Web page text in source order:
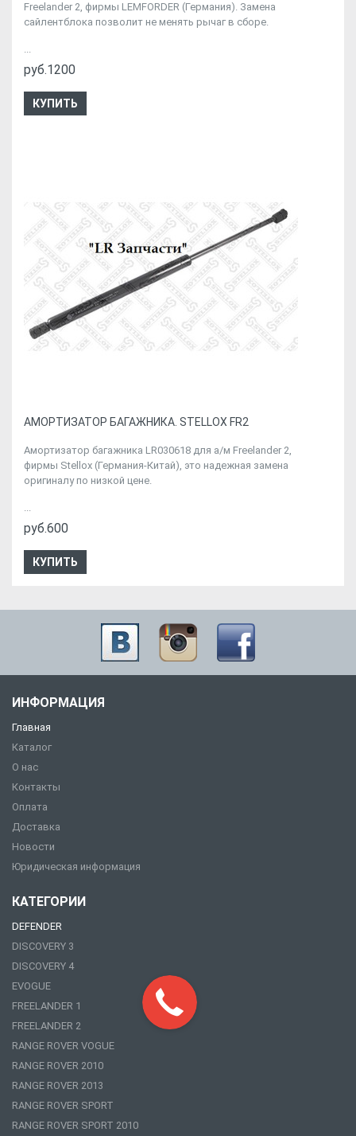
Freelander 2, фирмы LEMFORDER (Германия). Замена
сайлентблока позволит не менять рычаг в сборе.
...
руб.1200
КУПИТЬ
АМОРТИЗАТОР БАГАЖНИКА. STELLOX FR2
Амортизатор багажника LR030618 для а/м Freelander 2,
фирмы Stellox (Германия-Китай), это надежная замена
оригиналу по низкой цене.
...
руб.600
КУПИТЬ
ИНФОРМАЦИЯ
Главная
Каталог
О нас
Контакты
Оплата
Доставка
Новости
Юридическая информация
КАТЕГОРИИ
DEFENDER
DISCOVERY 3
DISCOVERY 4
EVOGUE
FREELANDER 1
FREELANDER 2
RANGE ROVER VOGUE
RANGE ROVER 2010
RANGE ROVER 2013
RANGE ROVER SPORT
RANGE ROVER SPORT 2010